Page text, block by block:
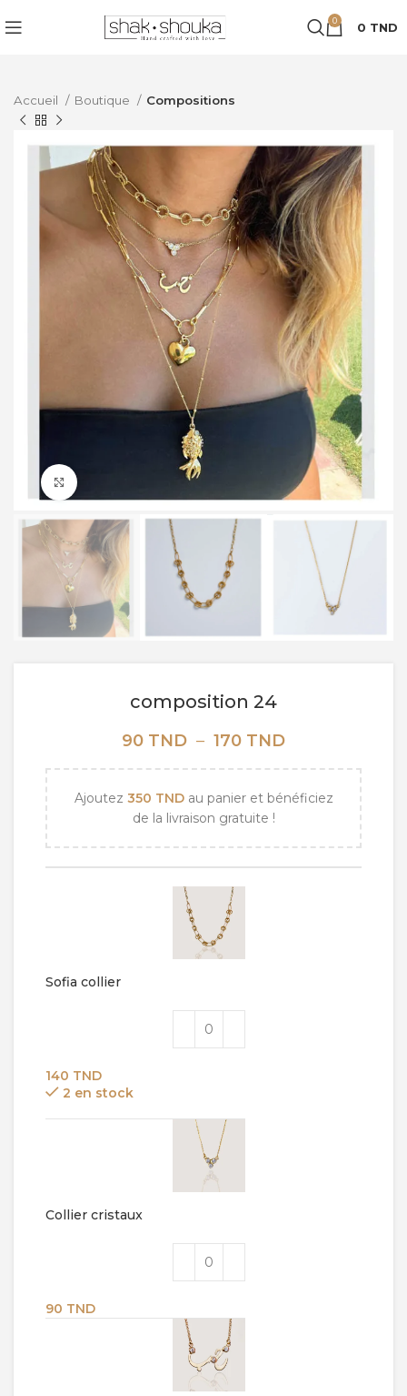
0 0 TND
Accueil Boutique Compositions
composition 24
90 TND – 170 TNDPlage
90 TND
Ajoutez 350 TNDau panier et bénéficiez
de la livraison gratuite !
Sofia collier
140 TND
2 en stock
Collier cristaux
90 TND